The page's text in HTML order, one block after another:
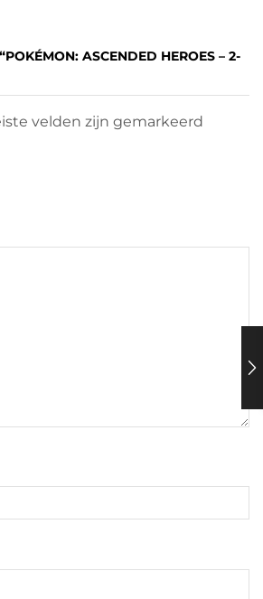
ASCENDED HEROES – 2-
velden zijn gemarkeerd